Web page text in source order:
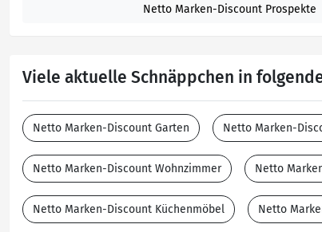
Netto Marken-Discount Prospekte
Viele aktuelle Schnäppchen in
Netto Marken-Discount Garten Netto Marken-
Netto Marken-Discount Wohnzimmer Netto
Netto Marken-Discount Küchenmöbel Netto